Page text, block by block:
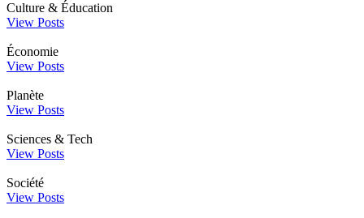
Culture & Éducation
View Posts
Économie
View Posts
Planète
View Posts
Sciences & Tech
View Posts
Société
View Posts